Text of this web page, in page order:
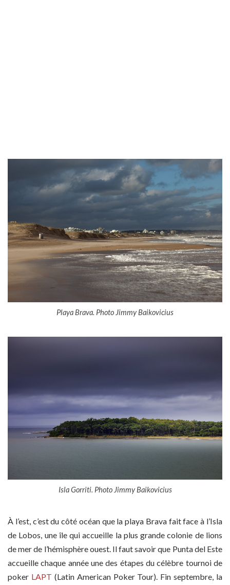
Playa Brava. Photo Jimmy Baikovicius
Isla Gorriti. Photo Jimmy Baikovicius
À l’est, c’est du côté océan que la playa Brava fait face à l’Isla
de Lobos, une île qui accueille la plus grande colonie de lions
de mer de l’hémisphère ouest. Il faut savoir que Punta del Este
accueille chaque année une des étapes du célèbre tournoi de
poker LAPT (Latin American Poker Tour). Fin septembre, la